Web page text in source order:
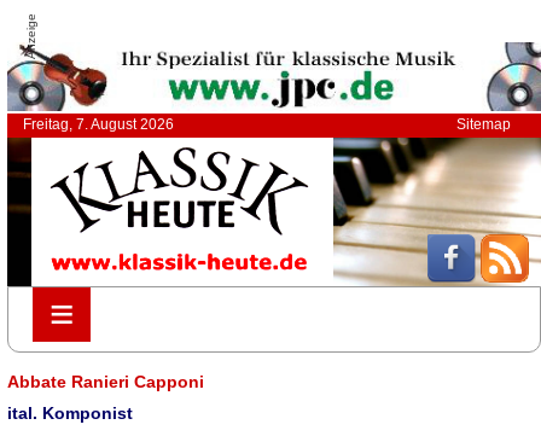
Anzeige
Freitag, 7. August 2026 Sitemap
≡
≡
Abbate Ranieri Capponi
ital. Komponist